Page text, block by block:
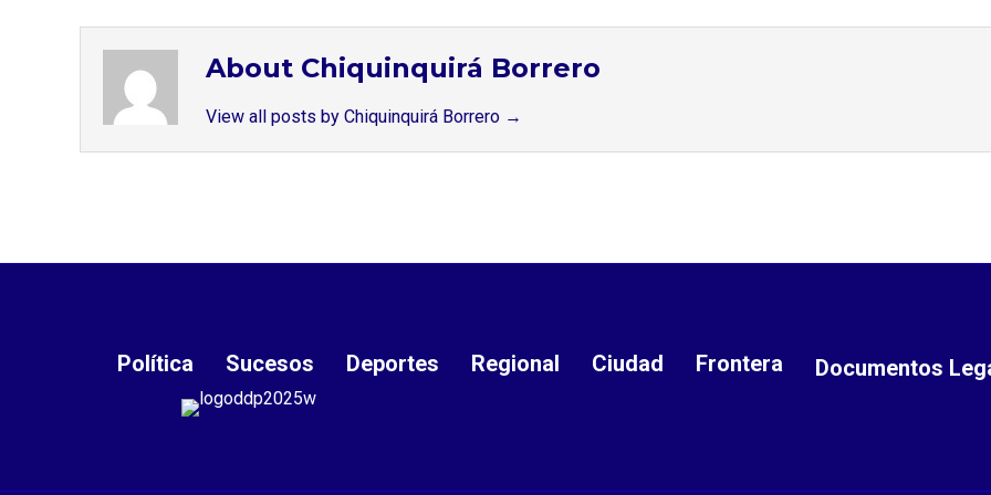
About Chiquinquirá Borrero
View all posts by Chiquinquirá Borrero →
Política Sucesos Deportes Regional Ciudad Frontera Documentos